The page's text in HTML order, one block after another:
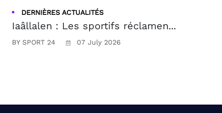
DERNIÈRES ACTUALITÉS
Iaâllalen : Les sportifs réclamen...
BY SPORT 24 07 July 2026